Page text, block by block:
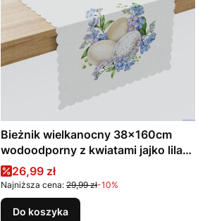
Bieżnik wielkanocny 38x160cm
wodoodporny z kwiatami jajko lila
(1)Cena promocyjna
26,99 zł
Najniższa cena: 29,99 zł-10%
Do koszyka